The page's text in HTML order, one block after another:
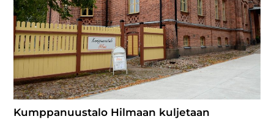
Kumppanuustalo Hilmaan kuljetaan